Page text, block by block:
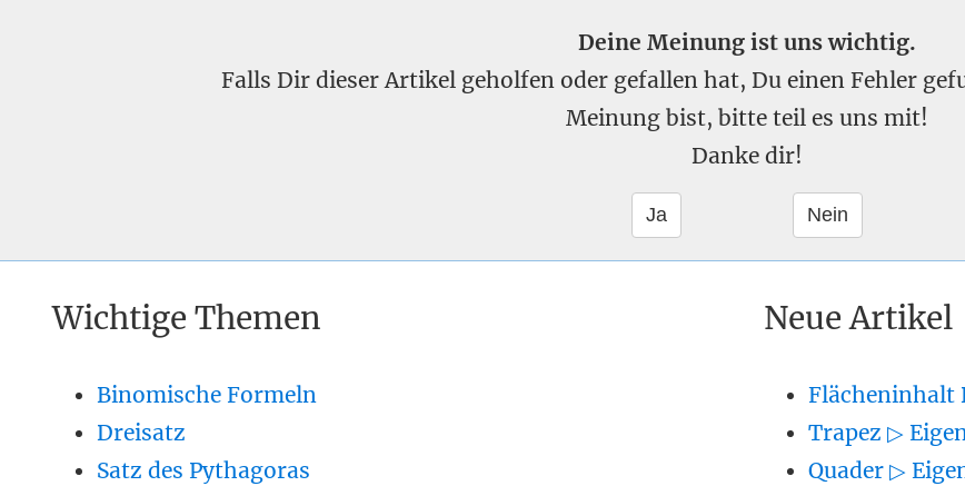
Deine Meinung ist uns wichtig.
Falls Dir dieser Artikel geholfen oder gefallen hat, Du einen Fehler
Meinung bist, bitte teil es uns mit!
Danke dir!
Wichtige Themen
Binomische Formeln
Dreisatz
Satz des Pythagoras
Neue Artikel
Flächeninhalt
Trapez ▷
Quader ▷